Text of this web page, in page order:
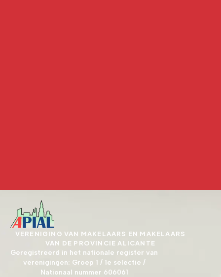
VERENIGING VAN MAKELAARS EN MAKELAARS
VAN DE PROVINCIE ALICANTE
Geregistreerd in het nationale register van
verenigingen: Groep 1 / 1e selectie /
Nationaal nummer 606061